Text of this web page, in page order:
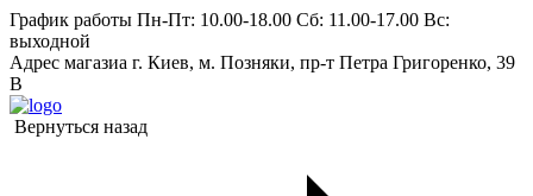
График работы Пн-Пт: 10.00-18.00 Сб: 11.00-17.00 Вс:
выходной
Адрес магазиа г. Киев, м. Позняки, пр-т Петра Григоренко, 39
В
Вернуться назад